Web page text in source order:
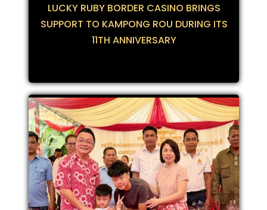
LUCKY RUBY BORDER CASINO BRINGS
SUPPORT TO KAMPONG ROU DURING ITS
11TH ANNIVERSARY